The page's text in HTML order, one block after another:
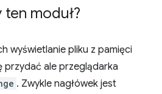
moduł?
wyświetlanie pliku z pamięci
przydać ale przeglądarka
. Zwykle nagłówek jest